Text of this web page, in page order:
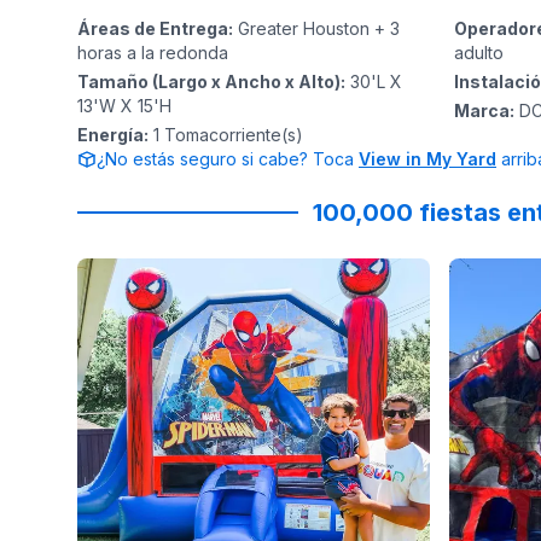
Áreas de Entrega: Greater Houston + 3
horas a la redonda
Tamaño (Largo x Ancho x Alto): 30'L X
13'W X 15'H
Energía: 1 Tomacorriente(s)
adulto
Marca:
¿No estás seguro si cabe? Toca View in My Yard
100,000 fiestas
Reviewed on jenndesouza : Oscar
Reviewed